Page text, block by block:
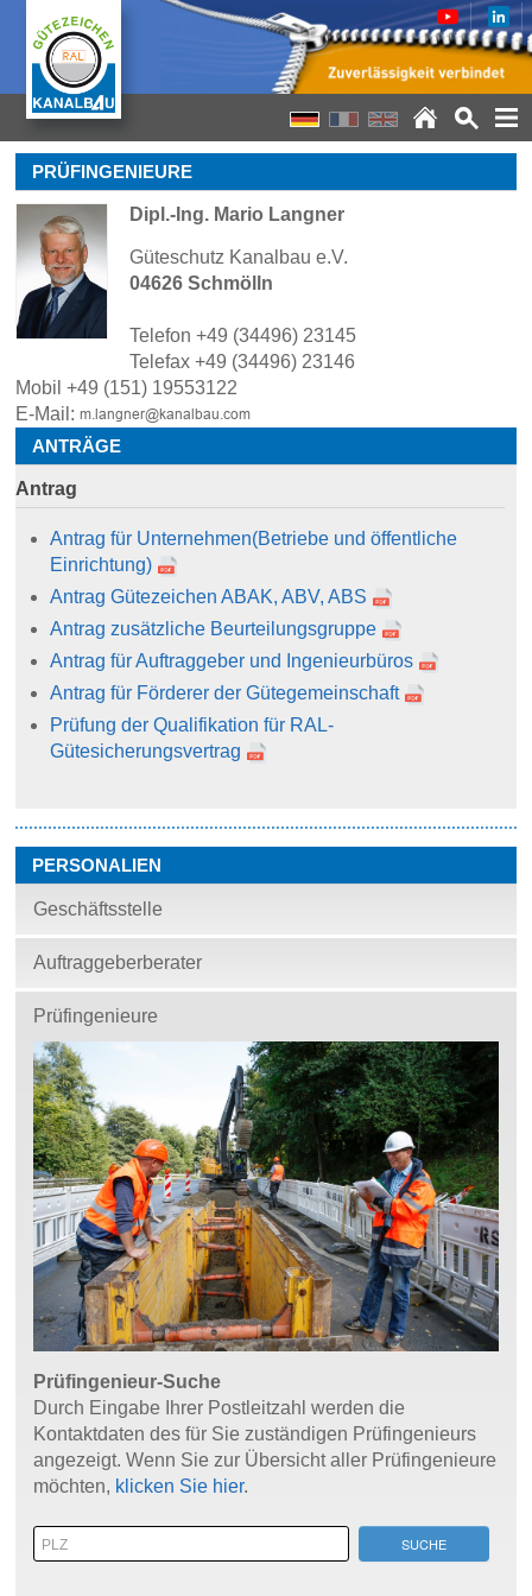
PRÜFINGENIEURE
Dipl.-Ing. Mario Langner
Güteschutz Kanalbau e.V.
04626 Schmölln
Telefon +49 (34496) 23145
Telefax +49 (34496) 23146
Mobil +49 (151) 19553122
E-Mail:
ANTRÄGE
Antrag
Antrag für Unternehmen(Betriebe und öffentliche
Einrichtung)
Antrag Gütezeichen ABAK, ABV, ABS
Antrag zusätzliche Beurteilungsgruppe
Antrag für Auftraggeber und Ingenieurbüros
Antrag für Förderer der Gütegemeinschaft
Prüfung der Qualifikation für RAL-
Gütesicherungsvertrag
PERSONALIEN
Geschäftsstelle
Auftraggeberberater
Prüfingenieure
Prüfingenieur-Suche
Durch Eingabe Ihrer Postleitzahl werden die
Kontaktdaten des für Sie zuständigen Prüfingenieurs
angezeigt. Wenn Sie zur Übersicht aller Prüfingenieure
möchten, klicken Sie hier.
SUCHE